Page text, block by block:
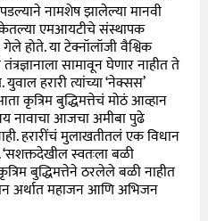
पडल्याने नामशेष झालेल्या मानवी
एमआयटीचे संस्थापक
होते. या टेक्नॉलॉजी वैश्विक
सामावून घेणार नाहीत ते
हरारी त्यांच्या ‘नेक्सस’
कृत्रिम बुद्धिमत्तेचं मोठं आव्हान
नावाचा आजचा अमीबा पुढे
हरारींचं मुलाखतीतलं एक विधान
स्वतःला बळी
बुद्धिमत्तेने ठरलेले बळी नाहीत
अर्थात महाजन आणि अभिजन